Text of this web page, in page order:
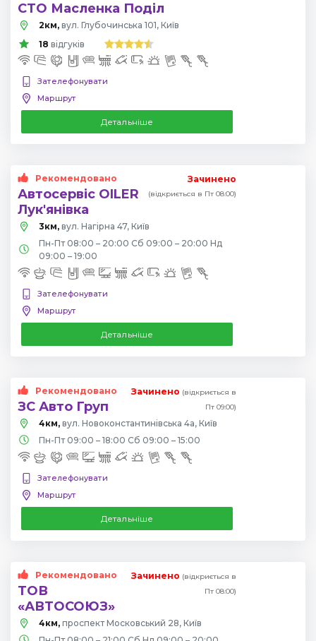
СТО Масленка Поділ
2км, вул. Глубочинська 101, Київ
18 відгуків
Зателефонувати
Маршрут
Детальніше
Рекомендовано
Автосервіс OILER
Лук'янівка
Зачинено
(відкриється в Пт 08:00)
3км, вул. Нагірна 47, Київ
Пн-Пт 08:00 – 20:00 Сб 09:00 – 20:00 Нд
09:00 – 19:00
Зателефонувати
Маршрут
Детальніше
Рекомендовано
ЗС Авто Груп
Зачинено (відкриється в
Пт 09:00)
4км, вул. Новоконстантинівська 4а, Київ
Пн-Пт 09:00 – 18:00 Сб 09:00 – 15:00
Зателефонувати
Маршрут
Детальніше
Рекомендовано
ТОВ
«АВТОСОЮЗ»
Зачинено (відкриється в
Пт 08:00)
4км, проспект Московський 28, Київ